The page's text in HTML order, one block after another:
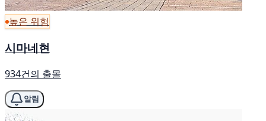
높은 위험
시마네현
934건의 출몰
알림